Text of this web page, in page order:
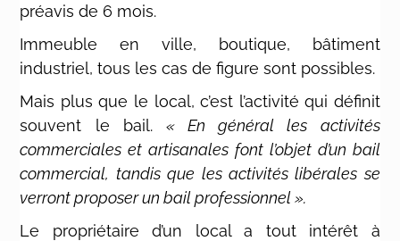
préavis de 6 mois.
Immeuble en ville, boutique, bâtiment
industriel, tous les cas de figure sont possibles.
Mais plus que le local, c’est l’activité qui définit
souvent le bail. « En général les activités
commerciales et artisanales font l’objet d’un bail
commercial, tandis que les activités libérales se
verront proposer un bail professionnel ».
Le propriétaire d’un local a tout intérêt à